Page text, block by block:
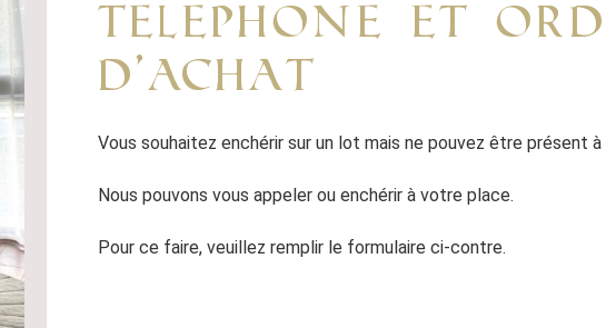
téléphone et
d’achat
Vous souhaitez enchérir sur un lot mais ne pouvez être présent
Nous pouvons vous appeler ou enchérir à votre place.
Pour ce faire, veuillez remplir le formulaire ci-contre.